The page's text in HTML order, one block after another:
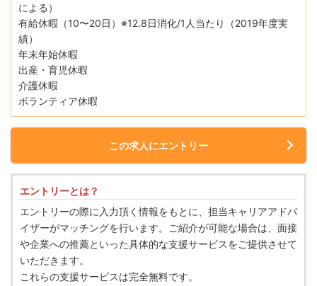
による）
有給休暇（10〜20日）※12.8日消化/1人当たり（2019年度実
績）
年末年始休暇
出産・育児休暇
介護休暇
ボランティア休暇
この求人にエントリー
エントリーとは？
エントリーの際に入力頂く情報をもとに、担当キャリアアドバ
イザーがマッチングを行います。ご紹介が可能な場合は、面接
や企業への推薦といった具体的な支援サービスをご提供させて
いただきます。
これらの支援サービスは完全無料です。